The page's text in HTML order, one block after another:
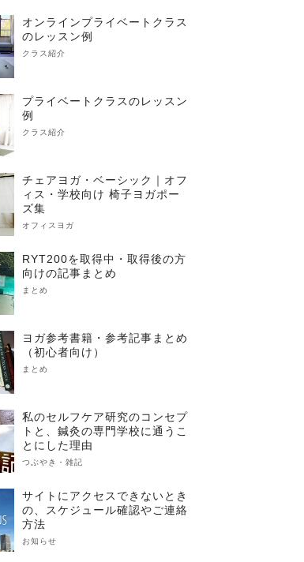
オンラインプライベートクラス
のレッスン例
クラス紹介
プライベートクラスのレッスン
例
クラス紹介
チェアヨガ・ベーシック｜オフ
ィス・学校向け 椅子ヨガポー
ズ集
オフィスヨガ
RYT200を取得中・取得後の方
向けの記事まとめ
まとめ
ヨガ参考書籍・参考記事まとめ
（初心者向け）
まとめ
私のセルフケア研究のコンセプ
トと、鍼灸の専門学校に通うこ
とにした理由
つぶやき・雑記
サイトにアクセスできないとき
の、スケジュール確認やご連絡
方法
お知らせ